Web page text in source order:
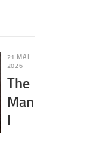
21 MAI
2026
The
Man
I